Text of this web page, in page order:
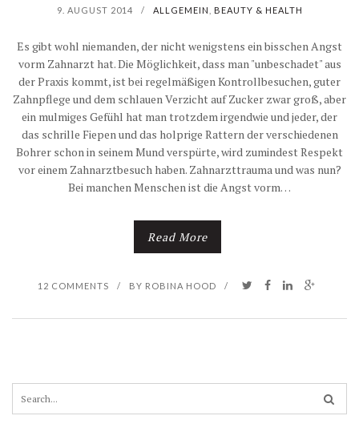
9. AUGUST 2014 / ALLGEMEIN BEAUTY & HEALTH
Es gibt wohl niemanden, der nicht wenigstens ein bisschen Angst
vorm Zahnarzt hat. Die Möglichkeit, dass man "unbeschadet" aus
der Praxis kommt, ist bei regelmäßigen Kontrollbesuchen, guter
Zahnpflege und dem schlauen Verzicht auf Zucker zwar groß, aber
ein mulmiges Gefühl hat man trotzdem irgendwie und jeder, der
das schrille Fiepen und das holprige Rattern der verschiedenen
Bohrer schon in seinem Mund verspürte, wird zumindest Respekt
vor einem Zahnarztbesuch haben. Zahnarzttrauma und was nun?
Bei manchen Menschen ist die Angst vorm…
Read More
12 COMMENTS / BY ROBINA HOOD /